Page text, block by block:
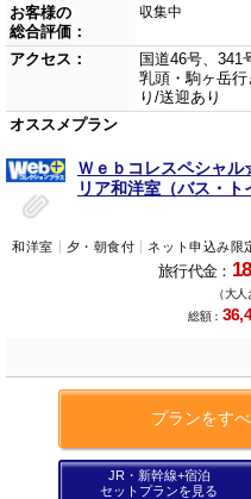
お客様の
総合評価：
収集中
アクセス：
国道46号、341
乳頭・駒ヶ岳
り/送迎あり
オススメプラン
Ｗｅｂコレスペシャ
リア和洋室（バス・
和洋室 夕・朝食付 ネット申込み限
旅行代金：
（大
総額：
プランをす
JR・新幹線+宿泊
セットプランを見る